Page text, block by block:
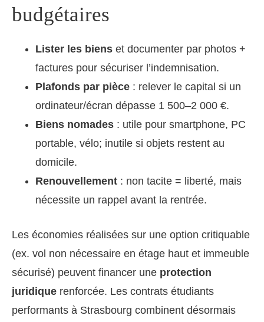
budgétaires
Lister les biens et documenter par photos +
factures pour sécuriser l’indemnisation.
Plafonds par pièce : relever le capital si un
ordinateur/écran dépasse 1 500–2 000 €.
Biens nomades : utile pour smartphone, PC
portable, vélo; inutile si objets restent au
domicile.
Renouvellement : non tacite = liberté, mais
nécessite un rappel avant la rentrée.
Les économies réalisées sur une option critiquable
(ex. vol non nécessaire en étage haut et immeuble
sécurisé) peuvent financer une protection
juridique renforcée. Les contrats étudiants
performants à Strasbourg combinent désormais